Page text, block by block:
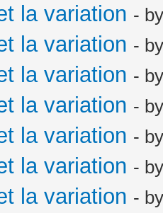
la variation -
la variation -
la variation -
la variation -
la variation -
la variation -
la variation -